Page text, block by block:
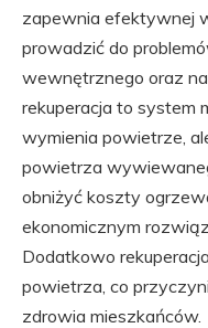
zapewnia efektywnej
prowadzić do
wewnętrznego oraz
rekuperacja to system
wymienia powietrze,
powietrza
obniżyć koszty
ekonomicznym
Dodatkowo
powietrza, co
zdrowia mieszkańców.